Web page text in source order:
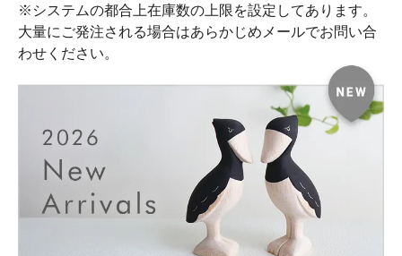
※システムの都合上在庫数の上限を設定してあります。
大量にご発注される場合はあらかじめメールでお問い合
わせください。